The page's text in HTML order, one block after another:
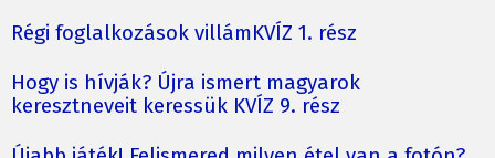
Régi foglalkozások villámKVÍZ 1. rész
Hogy is hívják? Újra ismert magyarok
keresztneveit keressük KVÍZ 9. rész